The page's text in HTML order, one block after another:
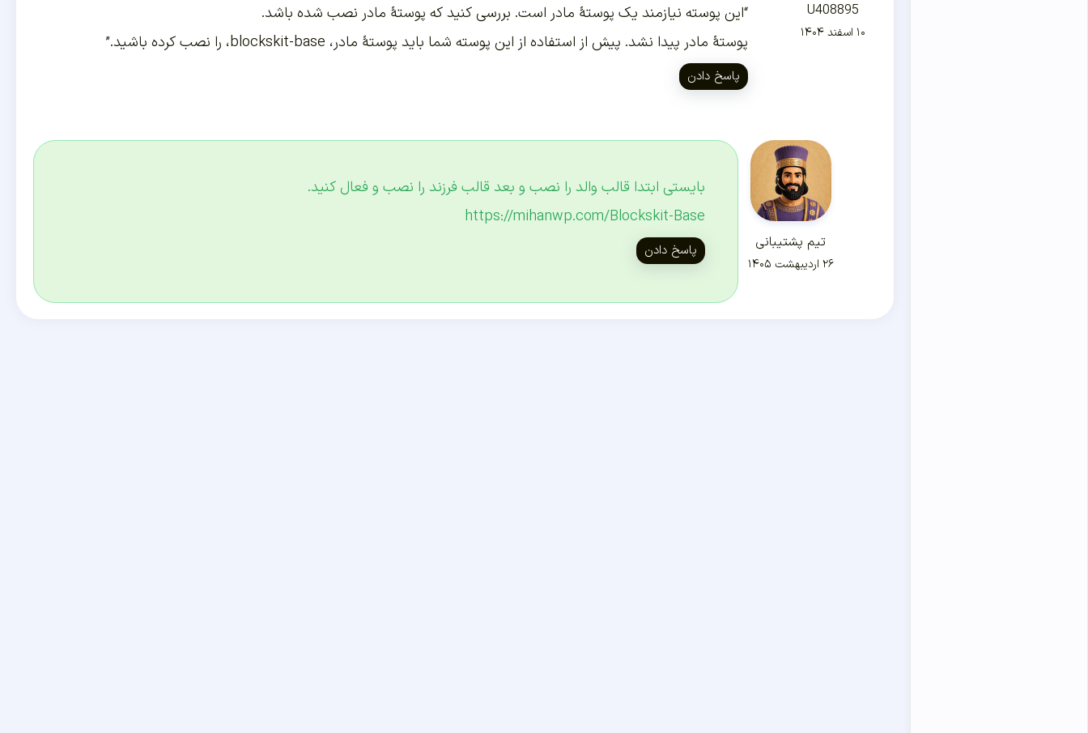
U408895
۱۰ اسفند ۱۴۰۴
“این پوسته نیازمند یک پوستهٔ مادر است. بررسی کنید که پوستهٔ مادر نصب شده باشد.
پوستهٔ مادر پیدا نشد. پیش از استفاده از این پوسته شما باید پوستهٔ مادر، blockskit-base، را نصب کرده باشید.”
پاسخ دادن
تیم پشتیبانی
۲۶ اردیبهشت ۱۴۰۵
بایستی ابتدا قالب والد را نصب و بعد قالب فرزند را نصب و فعال کنید.
https://mihanwp.com/Blockskit-Base
پاسخ دادن